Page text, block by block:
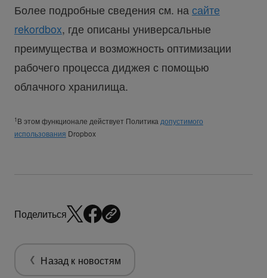
Более подробные сведения см. на сайте
rekordbox, где описаны универсальные
преимущества и возможность оптимизации
рабочего процесса диджея с помощью
облачного хранилища.
1 В этом функционале действует Политика допустимого
использования Dropbox
Поделиться
Назад к новостям